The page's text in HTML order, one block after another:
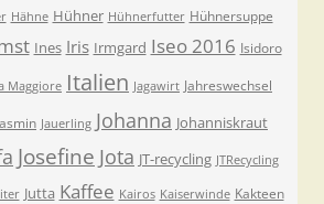
Hähne Hühner Hühnerfutter Hühnersuppe
Ines Iris Irmgard Iseo 2016 Isidoro
Maggiore Italien Jagawirt Jahreswechsel
Jauerling Johanna Johanniskraut
Josefine Jota JT-recycling JTRecycling
Jutta Kaffee Kairos Kaiserwinde Kakteen